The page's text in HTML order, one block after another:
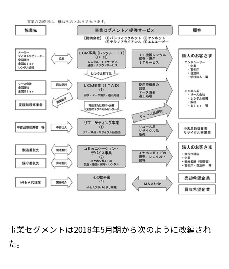
事業セグメントは2018年5月期から次のように改編され
た。